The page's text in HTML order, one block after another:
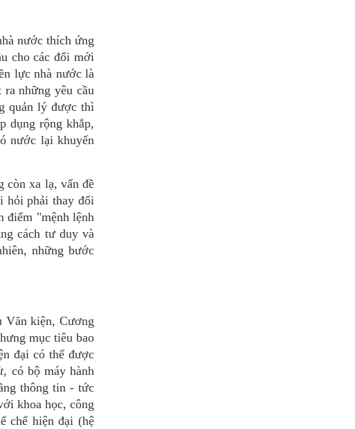
nước thích ứng
cho các đổi mới
lực nhà nước là
những yêu cầu
quản lý được thì
dụng rộng khắp,
nước lại khuyến
còn xa lạ, vấn đề
hỏi phải thay đổi
điểm "mệnh lệnh
cách tư duy và
những bước
Văn kiện, Cương
mục tiêu bao
đại có thể được
có bộ máy hành
thông tin - tức
khoa học, công
chế hiện đại (hệ